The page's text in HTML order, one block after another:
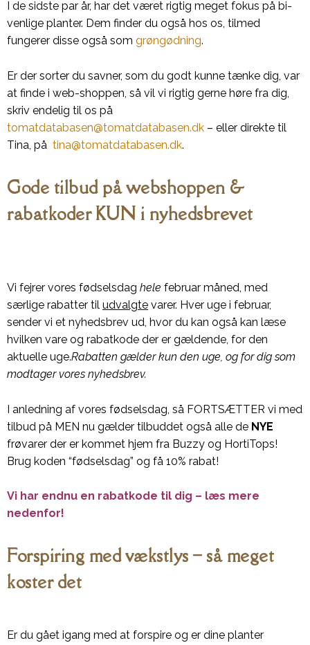
I de sidste par år, har det været rigtig meget fokus på bi-
venlige planter. Dem finder du også hos os, tilmed
fungerer disse også som grøngødning.
Er der sorter du savner, som du godt kunne tænke dig, var
at finde i web-shoppen, så vil vi rigtig gerne høre fra dig,
skriv endelig til os på
tomatdatabasen@tomatdatabasen.dk – eller direkte til
Tina, på tina@tomatdatabasen.dk.
Gode tilbud på webshoppen &
rabatkoder KUN i nyhedsbrevet
Vi fejrer vores fødselsdag hele februar måned, med
særlige rabatter til udvalgte varer. Hver uge i februar,
sender vi et nyhedsbrev ud, hvor du kan også kan læse
hvilken vare og rabatkode der er gældende, for den
aktuelle uge.Rabatten gælder kun den uge, og for dig som
modtager vores nyhedsbrev.
I anledning af vores fødselsdag, så FORTSÆTTER vi med
tilbud på MEN nu gælder tilbuddet også alle de NYE
frøvarer der er kommet hjem fra Buzzy og HortiTops!
Brug koden “fødselsdag” og få 10% rabat!
Vi har endnu en rabatkode til dig – læs mere
nedenfor!
Forspiring med vækstlys – så meget
koster det
Er du gået igang med at forspire og er dine planter